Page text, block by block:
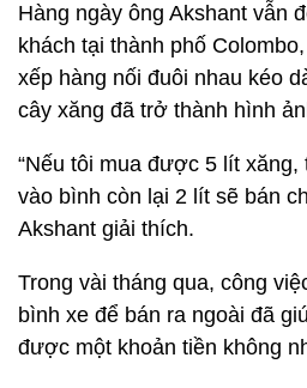
Hàng ngày ông Akshant vẫn
khách tại thành phố
xếp hàng nối đuôi nhau kéo
cây xăng đã trở thành hình
“Nếu tôi mua được 5 lít xăng,
vào bình còn lại 2 lít sẽ bán
Akshant giải thích.
Trong vài tháng qua, công
bình xe để bán ra ngoài đã
được một khoản tiền không